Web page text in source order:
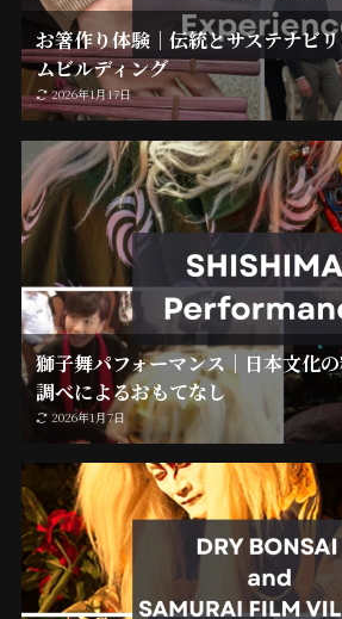
お箸作り体験｜伝統とサステナビ
ムビルディング
2026年1月17日
獅子舞パフォーマンス｜日本文化
調べによるおもてなし
2026年1月7日